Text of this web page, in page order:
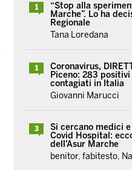
1
“Stop alla
Marche”. Lo ha
Regionale
Tana Loredana
1
Coronavirus,
Piceno: 283
contagiati in Italia
Giovanni Marucci
3
Si cercano medici
Covid Hospital:
dell’Asur Marche
benitor, fabitesto,